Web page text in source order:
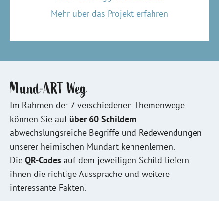
Mehr über das Projekt erfahren
Mund-ART Weg
Im Rahmen der 7 verschiedenen Themenwege
können Sie auf über 60 Schildern
abwechslungsreiche Begriffe und Redewendungen
unserer heimischen Mundart kennenlernen.
Die QR-Codes auf dem jeweiligen Schild liefern
ihnen die richtige Aussprache und weitere
interessante Fakten.